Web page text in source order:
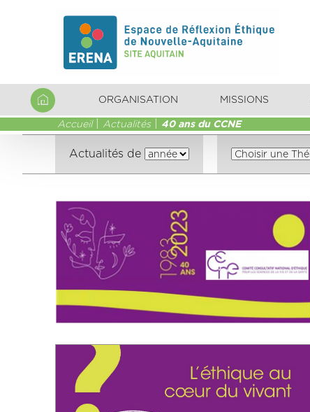
ORGANISATION MISSIONS
Accueil Actualités 40 ans du CCNE
Actualités de